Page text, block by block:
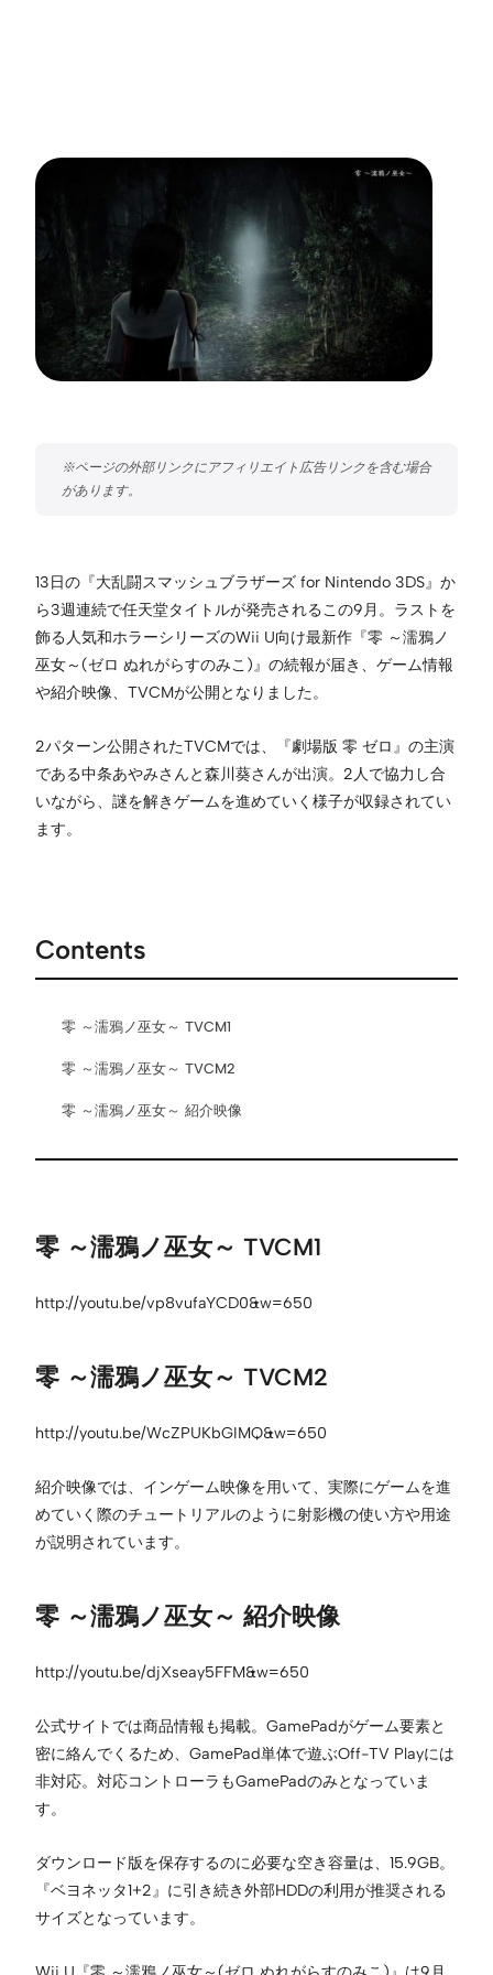
13日の『大乱闘スマッシュブラザーズ for Nintendo 3DS』か
ら3週連続で任天堂タイトルが発売されるこの9月。ラストを
飾る人気和ホラーシリーズのWii U向け最新作『零 ～濡鴉ノ
巫女～(ゼロ ぬれがらすのみこ)』の続報が届き、ゲーム情報
や紹介映像、TVCMが公開となりました。
2パターン公開されたTVCMでは、『劇場版 零 ゼロ』の主演
である中条あやみさんと森川葵さんが出演。2人で協力し合
いながら、謎を解きゲームを進めていく様子が収録されてい
ます。
Contents
零 ～濡鴉ノ巫女～ TVCM1
零 ～濡鴉ノ巫女～ TVCM2
零 ～濡鴉ノ巫女～ 紹介映像
零 ～濡鴉ノ巫女～ TVCM1
http://youtu.be/vp8vufaYCD0&w=650
零 ～濡鴉ノ巫女～ TVCM2
http://youtu.be/WcZPUKbGIMQ&w=650
紹介映像では、インゲーム映像を用いて、実際にゲームを進
めていく際のチュートリアルのように射影機の使い方や用途
が説明されています。
零 ～濡鴉ノ巫女～ 紹介映像
http://youtu.be/djXseay5FFM&w=650
公式サイトでは商品情報も掲載。GamePadがゲーム要素と
密に絡んでくるため、GamePad単体で遊ぶOff-TV Playには
非対応。対応コントローラもGamePadのみとなっていま
す。
ダウンロード版を保存するのに必要な空き容量は、15.9GB。
『ベヨネッタ1+2』に引き続き外部HDDの利用が推奨される
サイズとなっています。